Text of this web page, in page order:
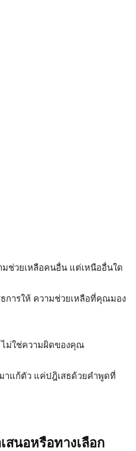
ช่วยเหลือคนอื่น แต่เหนืออื่นใด
ธการให้ ความช่วยเหลือที่คุณมอง
ม่ใช่ความผิดของคุณ
าแก้ตัว แค่ปฎิเสธด้วยคำพูดที่
สนอหรือทางเลือก